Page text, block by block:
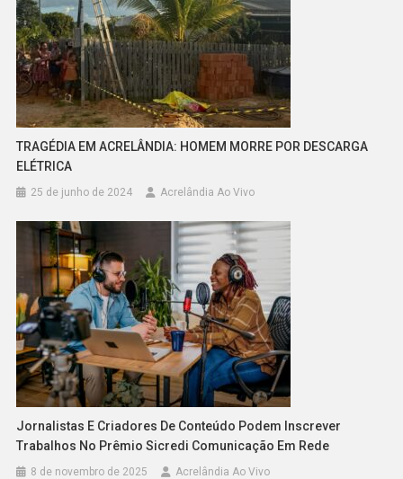
TRAGÉDIA EM ACRELÂNDIA: HOMEM MORRE POR DESCARGA
ELÉTRICA
25 de junho de 2024 Acrelândia Ao Vivo
Jornalistas E Criadores De Conteúdo Podem Inscrever
Trabalhos No Prêmio Sicredi Comunicação Em Rede
8 de novembro de 2025 Acrelândia Ao Vivo